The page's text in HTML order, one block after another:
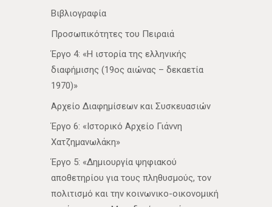
Βιβλιογραφία
Προσωπικότητες του Πειραιά
Έργο 4: «Η ιστορία της ελληνικής
διαφήμισης (19ος αιώνας – δεκαετία
1970)»
Αρχείο Διαφημίσεων και Συσκευασιών
Έργο 6: «Ιστορικό Αρχείο Γιάννη
Χατζημανωλάκη»
Έργο 5: «Δημιουργία ψηφιακού
αποθετηρίου για τους πληθυσμούς, τον
πολιτισμό και την κοινωνικο-οικονομική